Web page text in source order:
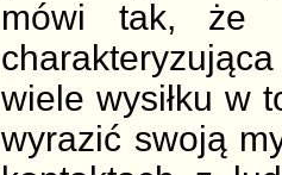
mówi tak, że
wiele wysiłku w
wyrazić swoją